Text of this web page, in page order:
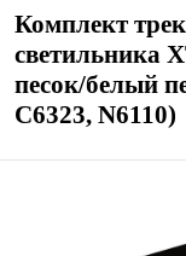
Комплект
светильника
песок/белый
C6323, N6110)